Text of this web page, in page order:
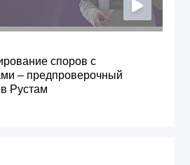
споров с
– предпроверочный
Рустам